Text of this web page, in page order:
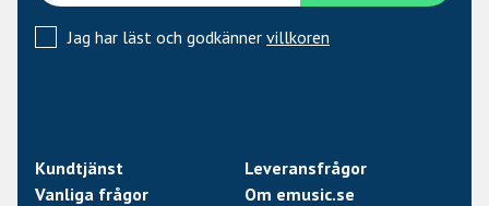
Jag har läst och godkänner villkoren
Kundtjänst
Leveransfrågor
Vanliga frågor
Om emusic.se